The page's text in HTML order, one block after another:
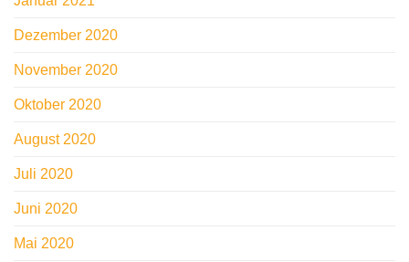
Dezember 2020
November 2020
Oktober 2020
August 2020
Juli 2020
Juni 2020
Mai 2020